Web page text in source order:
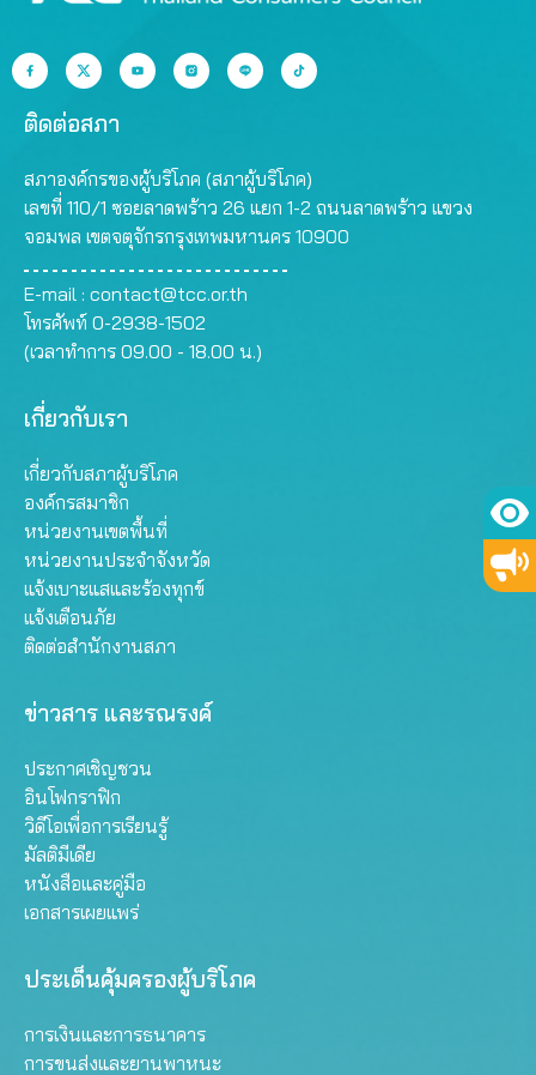
ติดต่อสภา
สภาองค์กรของผู้บริโภค (สภาผู้บริโภค)
เลขที่ 110/1 ซอยลาดพร้าว 26 แยก 1-2 ถนนลาดพร้าว แขวง
จอมพล เขตจตุจักรกรุงเทพมหานคร 10900
E-mail : contact@tcc.or.th
โทรศัพท์ 0-2938-1502
(เวลาทำการ 09.00 - 18.00 น.)
เกี่ยวกับเรา
เกี่ยวกับสภาผู้บริโภค
องค์กรสมาชิก
หน่วยงานเขตพื้นที่
หน่วยงานประจำจังหวัด
แจ้งเบาะแสและร้องทุกข์
แจ้งเตือนภัย
ติดต่อสำนักงานสภา
ข่าวสาร และรณรงค์
ประกาศเชิญชวน
อินโฟกราฟิก
วิดีโอเพื่อการเรียนรู้
มัลติมีเดีย
หนังสือและคู่มือ
เอกสารเผยแพร่
ประเด็นคุ้มครองผู้บริโภค
การเงินและการธนาคาร
การขนส่งและยานพาหนะ